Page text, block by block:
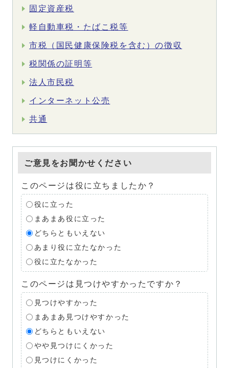
固定資産税
軽自動車税・たばこ税等
市税（国民健康保険税を含む）の徴収
税関係の証明等
法人市民税
インターネット公売
共通
ご意見をお聞かせください
このページは役に立ちましたか？
役に立った
まあまあ役に立った
どちらともいえない
あまり役に立たなかった
役に立たなかった
このページは見つけやすかったですか？
見つけやすかった
まあまあ見つけやすかった
どちらともいえない
やや見つけにくかった
見つけにくかった